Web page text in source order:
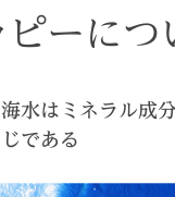
ーにつ
水はミネラル成
である